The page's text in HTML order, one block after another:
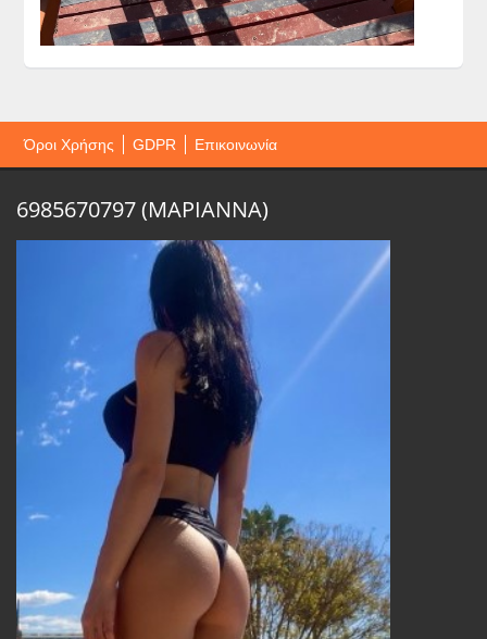
Όροι Χρήσης GDPR Επικοινωνία
6985670797 (ΜΑΡΙΑΝΝΑ)